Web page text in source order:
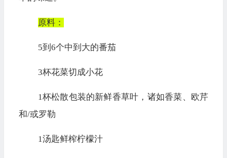
原料：
5到 6个中到大的番茄
3杯花菜切成小花
1杯松散包装的新鲜香草叶， 诸如香菜、欧芹
和/或罗勒
1汤匙鲜榨柠檬汁